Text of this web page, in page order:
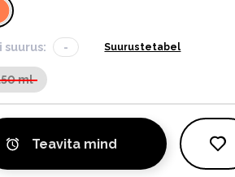
suurus: - Suurustetabel
ml
Teavita mind